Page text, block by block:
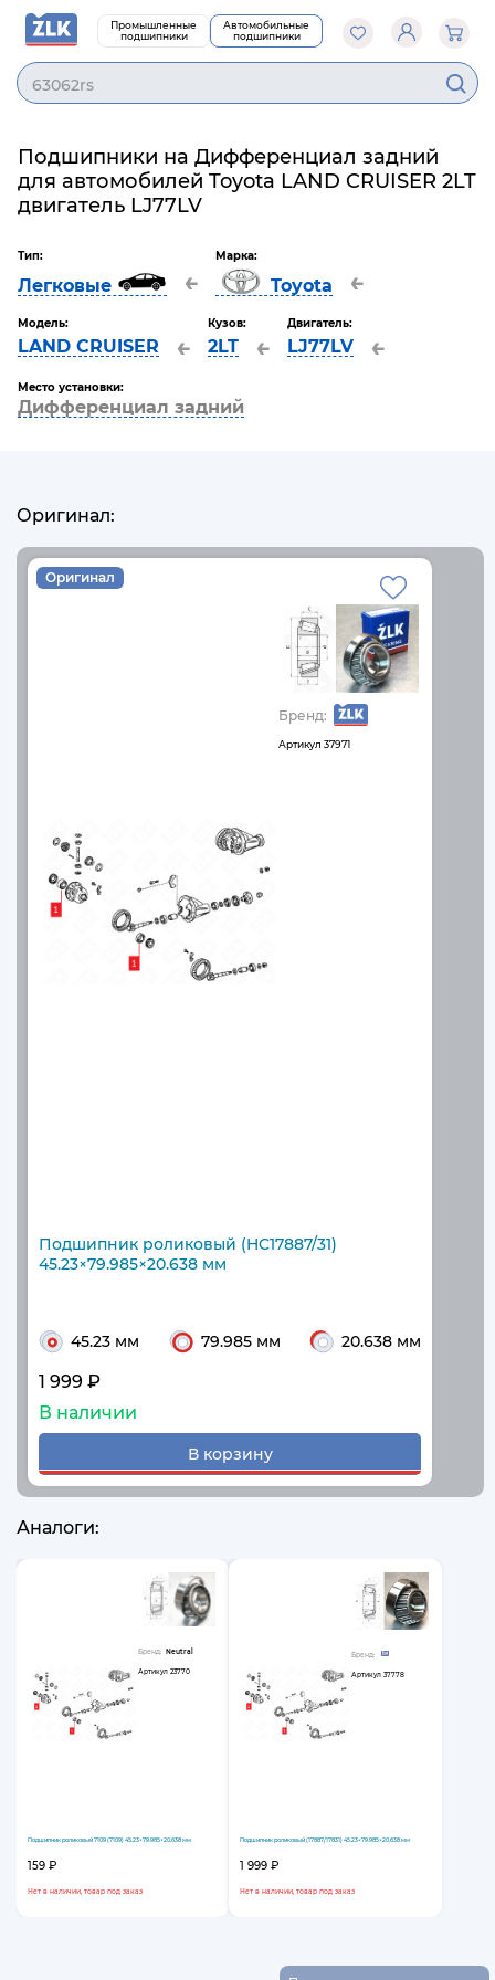
Промышленные
подшипники
Автомобильные
подшипники
63062r
Подшипники на Дифференциал задний
для автомобилей Toyota LAND CRUISER 2LT
двигатель LJ77LV
Тип:
Легковые ←
Марка:
Toyota ←
Модель:
LAND CRUISER ←
Кузов:
2LT ←
Двигатель:
LJ77LV ←
Место установки:
Дифференциал задний
Оригинал:
Оригинал
Бренд:
Артикул 37971
Подшипник роликовый (HC17887/31)
45.23×79.985×20.638 мм
45.23 мм 79.985 мм 20.638 мм
1 999 ₽
В наличии
В корзину
Аналоги:
Бренд: Neutral
Артикул 23770
Подшипник роликовый 7109 (7109) 45.23×79.985×20.638 мм
159 ₽
Нет в наличии, товар под заказ
Бренд:
Артикул 37778
Подшипник роликовый (17887/17831) 45.23×79.985×20.638 мм
1 999 ₽
Нет в наличии, товар под заказ